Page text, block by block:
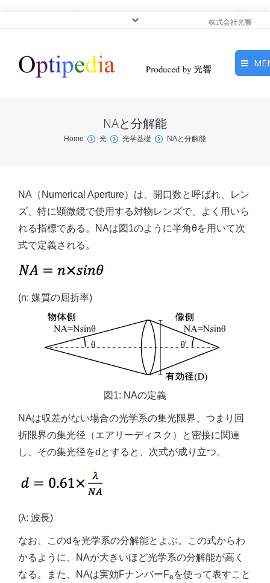
株式会社光響
ピックアップ
光応用・アプリケーショ
サービス
NAと分解能
You are here:Home 光 光学基礎 NAと分解能
NA（Numerical Aperture）は、開口数と呼ばれ、レン
ズ、特に顕微鏡で使用する対物レンズで、よく用いら
れる指標である。NAは図1のように半角θを用いて次
式で定義される。
(n: 媒質の屈折率)
図1: NAの定義
NAは収差がない場合の光学系の集光限界、つまり回
折限界の集光径（エアリーディスク）と密接に関連
し、その集光径をdとすると、次式が成り立つ。
(λ: 波長)
なお、このdを光学系の分解能とよぶ。この式からわ
かるように、NAが大きいほど光学系の分解能が高く
なる。また、NAは実効FナンバーFe を使って表すこと